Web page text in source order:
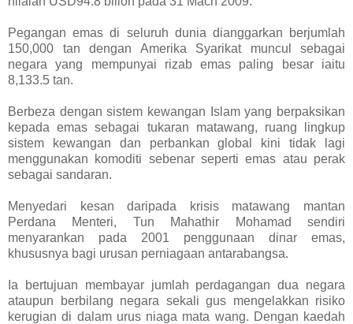
Pegangan emas di seluruh dunia dianggarkan berjumlah
150,000 tan dengan Amerika Syarikat muncul sebagai
negara yang mempunyai rizab emas paling besar iaitu
8,133.5 tan.
Berbeza dengan sistem kewangan Islam yang berpaksikan
kepada emas sebagai tukaran matawang, ruang lingkup
sistem kewangan dan perbankan global kini tidak lagi
menggunakan komoditi sebenar seperti emas atau perak
sebagai sandaran.
Menyedari kesan daripada krisis matawang mantan
Perdana Menteri, Tun Mahathir Mohamad sendiri
menyarankan pada 2001 penggunaan dinar emas,
khususnya bagi urusan perniagaan antarabangsa.
Ia bertujuan membayar jumlah perdagangan dua negara
ataupun berbilang negara sekali gus mengelakkan risiko
kerugian di dalam urus niaga mata wang. Dengan kaedah